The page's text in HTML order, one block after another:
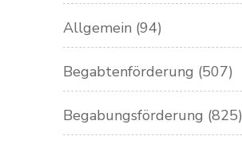
Allgemein (94)
Begabtenförderung (507)
Begabungsförderung (825)